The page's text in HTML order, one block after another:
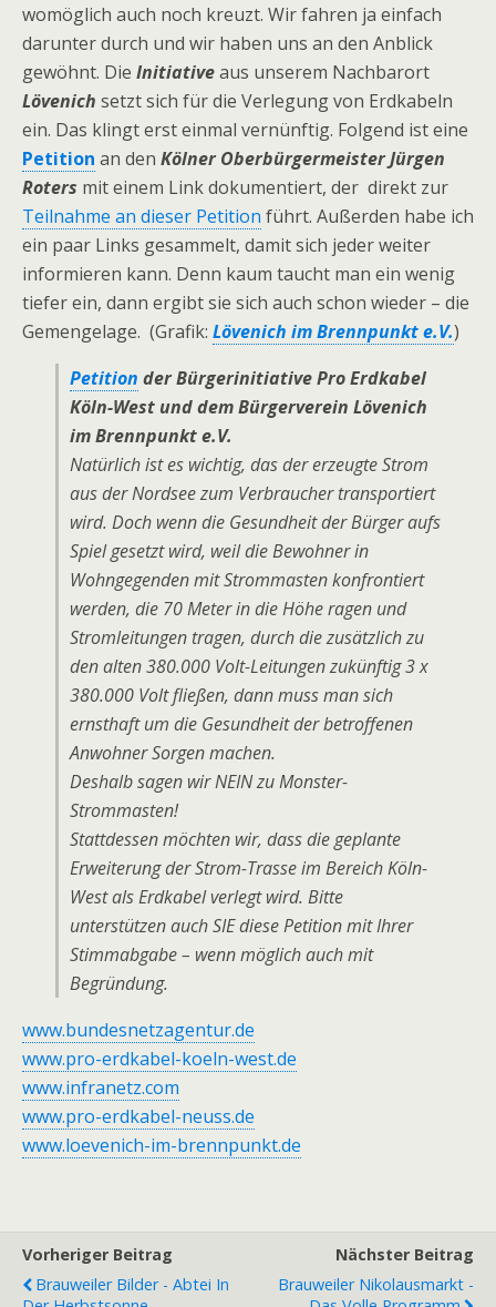
womöglich auch noch kreuzt. Wir fahren ja einfach
darunter durch und wir haben uns an den Anblick
gewöhnt. Die Initiativeaus unserem Nachbarort
Lövenich setzt sich für die Verlegung von Erdkabeln
ein. Das klingt erst einmal vernünftig. Folgend ist eine
Petition an den Kölner Oberbürgermeister Jürgen
Roters mit einem Link dokumentiert, der direkt zur
Teilnahme an dieser Petition führt. Außerden habe ich
ein paar Links gesammelt, damit sich jeder weiter
informieren kann. Denn kaum taucht man ein wenig
tiefer ein, dann ergibt sie sich auch schon wieder – die
Gemengelage. (Grafik: Lövenich im Brennpunkt e.V.)
Petition der Bürgerinitiative Pro Erdkabel
Köln-West und dem Bürgerverein Lövenich
im Brennpunkt e.V.
Natürlich ist es wichtig, das der erzeugte Strom
aus der Nordsee zum Verbraucher transportiert
wird. Doch wenn die Gesundheit der Bürger aufs
Spiel gesetzt wird, weil die Bewohner in
Wohngegenden mit Strommasten konfrontiert
werden, die 70 Meter in die Höhe ragen und
Stromleitungen tragen, durch die zusätzlich zu
den alten 380.000 Volt-Leitungen zukünftig 3 x
380.000 Volt fließen, dann muss man sich
ernsthaft um die Gesundheit der betroffenen
Anwohner Sorgen machen.
Deshalb sagen wir NEIN zu Monster-
Strommasten!
Stattdessen möchten wir, dass die geplante
Erweiterung der Strom-Trasse im Bereich Köln-
West als Erdkabel verlegt wird. Bitte
unterstützen auch SIE diese Petition mit Ihrer
Stimmabgabe – wenn möglich auch mit
Begründung.
www.bundesnetzagentur.de
www.pro-erdkabel-koeln-west.de
www.infranetz.com
www.pro-erdkabel-neuss.de
www.loevenich-im-brennpunkt.de
Vorheriger Beitrag
Brauweiler Bilder - Abtei In
Nächster Beitrag
Brauweiler Nikolausmarkt -